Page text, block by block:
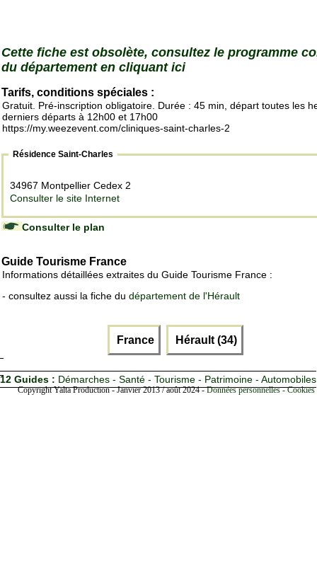
Cette fiche est obsolète, consultez le programme
du département en cliquant ici
Tarifs, conditions spéciales :
Gratuit. Pré-inscription obligatoire. Durée : 45 min, départ toutes les
derniers départs à 12h00 et 17h00
https://my.weezevent.com/cliniques-saint-charles-2
Résidence Saint-Charles
34967 Montpellier Cedex 2
Consulter le site Internet
Consulter le plan
Guide Tourisme France
Informations détaillées extraites du Guide Tourisme France :
- consultez aussi la fiche du département de l'Hérault
France Hérault (34)
12 Guides : Démarches - Santé - Tourisme - Patrimoine - Automobiles
Copyright Yalta Production - Janvier 2013 / août 2024 -Données personnelles -